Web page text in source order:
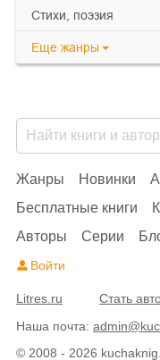
cтихи, поэзия
Еще жанры
© 2008 - 2026
Жанры Новинки
Бесплатные книги
Авторы
Серии
Войти
Litres.ru Стать
Наша почта: